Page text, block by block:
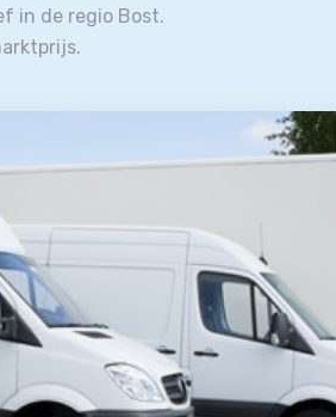
in de regio Bost.